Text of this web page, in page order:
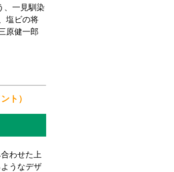
、一見馴染
塩ビの将
原健一郎
ト）
わせた上
うなデザ